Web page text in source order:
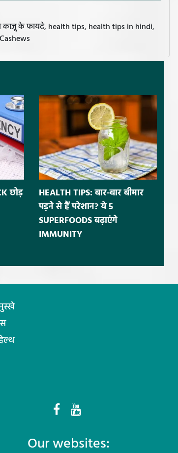
काजू के फायदे, health tips, health tips in hindi,
छोड़
HEALTH TIPS: बार-बार बीमार
पड़ने से हैं परेशान? ये 5
SUPERFOODS बढ़ाएंगे
IMMUNITY
Our websites: